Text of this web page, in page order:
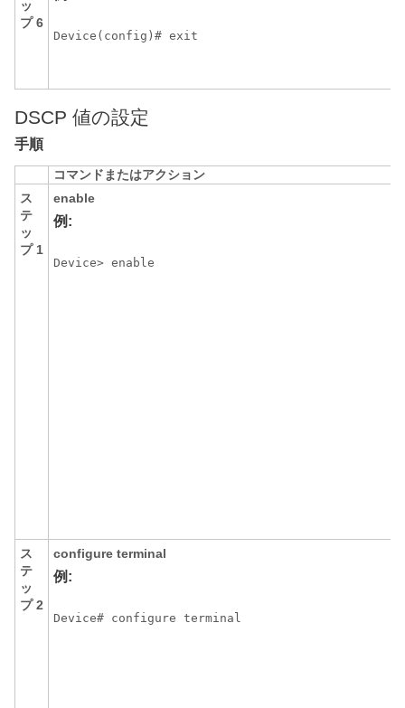
ッ
プ 6
Device(config)# exit
DSCP 値の設定
手順
コマンドまたはアクション
ス
テ
ッ
プ 1
enable
例:
Device> enable
ス
テ
ッ
プ 2
configure terminal
例:
Device# configure terminal